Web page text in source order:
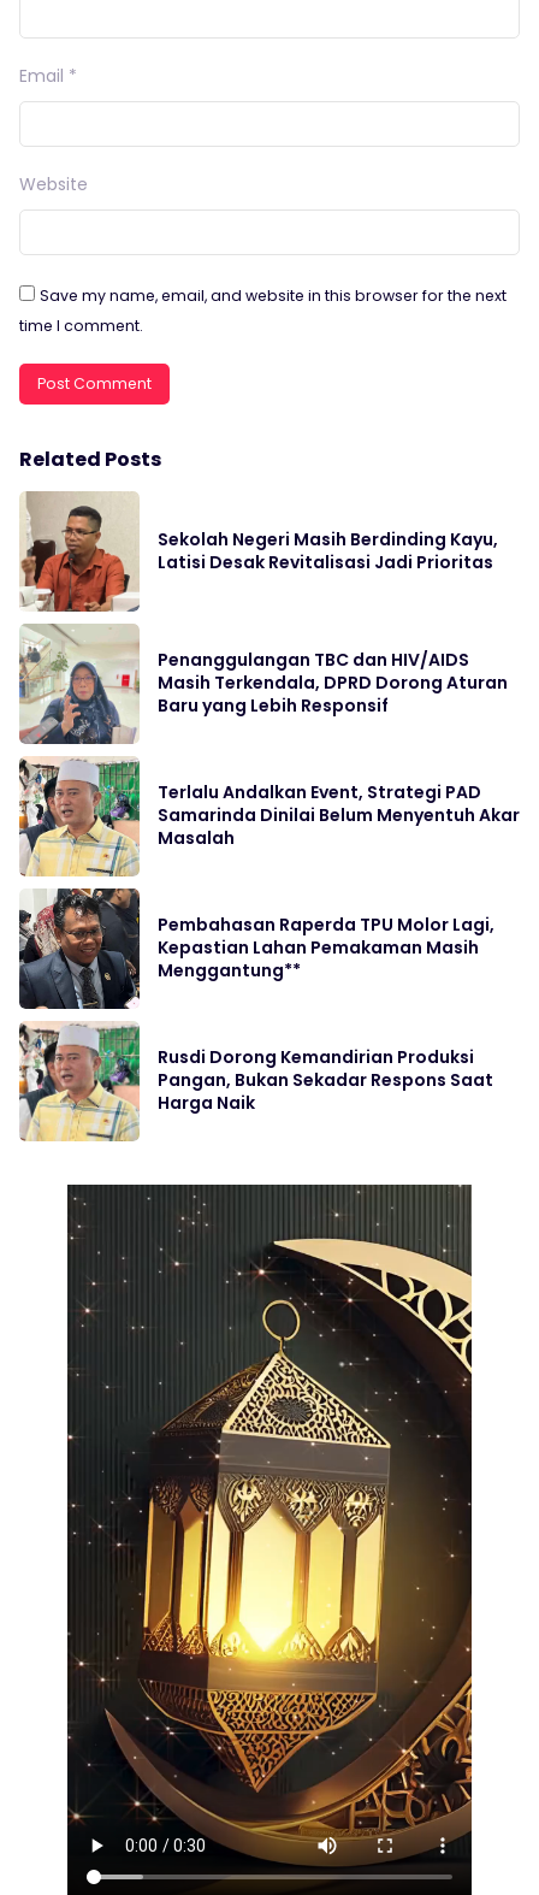
Email *
Website
Save my name, email, and website in this browser for the next
time I comment.
Related Posts
Sekolah Negeri Masih Berdinding Kayu,
Latisi Desak Revitalisasi Jadi Prioritas
Penanggulangan TBC dan HIV/AIDS
Masih Terkendala, DPRD Dorong Aturan
Baru yang Lebih Responsif
Terlalu Andalkan Event, Strategi PAD
Samarinda Dinilai Belum Menyentuh Akar
Masalah
Pembahasan Raperda TPU Molor Lagi,
Kepastian Lahan Pemakaman Masih
Menggantung**
Rusdi Dorong Kemandirian Produksi
Pangan, Bukan Sekadar Respons Saat
Harga Naik